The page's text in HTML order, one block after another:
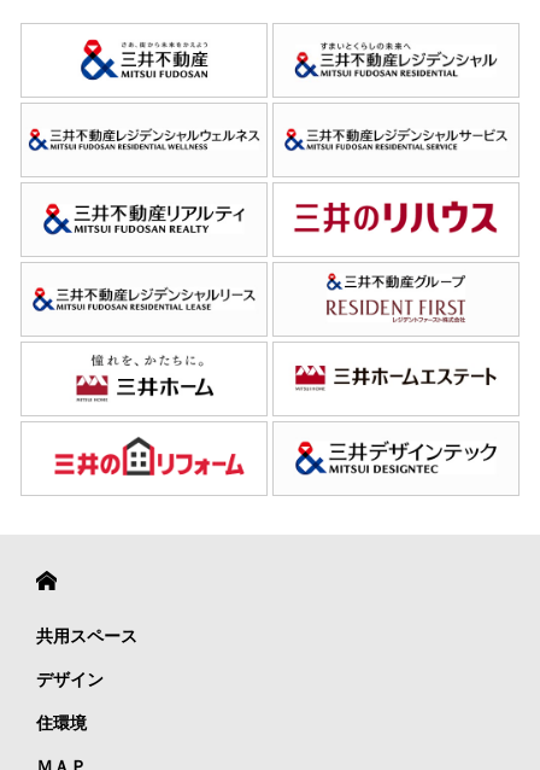
共用スペース
デザイン
住環境
ＭＡＰ